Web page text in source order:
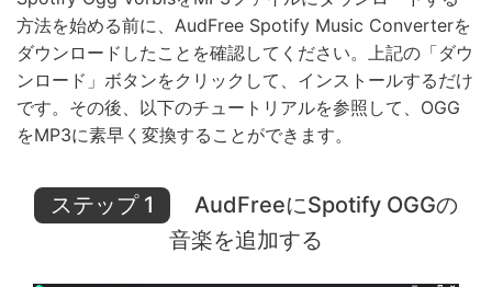
方法を始める前に、AudFree Spotify Music Converterを
ダウンロードしたことを確認してください。上記の「ダウ
ンロード」ボタンをクリックして、インストールするだけ
です。その後、以下のチュートリアルを参照して、OGG
をMP3に素早く変換することができます。
ステップ 1
AudFreeにSpotify OGGの
音楽を追加する